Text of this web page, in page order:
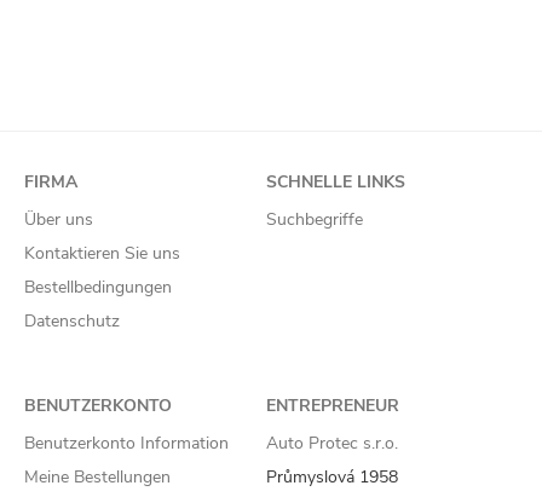
FIRMA
Über uns
Kontaktieren Sie uns
Bestellbedingungen
Datenschutz
SCHNELLE LINKS
Suchbegriffe
BENUTZERKONTO
Benutzerkonto Information
Meine Bestellungen
ENTREPRENEUR
Auto Protec s.r.o.
Průmyslová 1958